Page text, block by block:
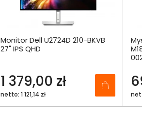
Monitor Dell U2724D 210-BKVB
27" IPS QHD
1 379,00 zł
netto: 1 121,14 zł